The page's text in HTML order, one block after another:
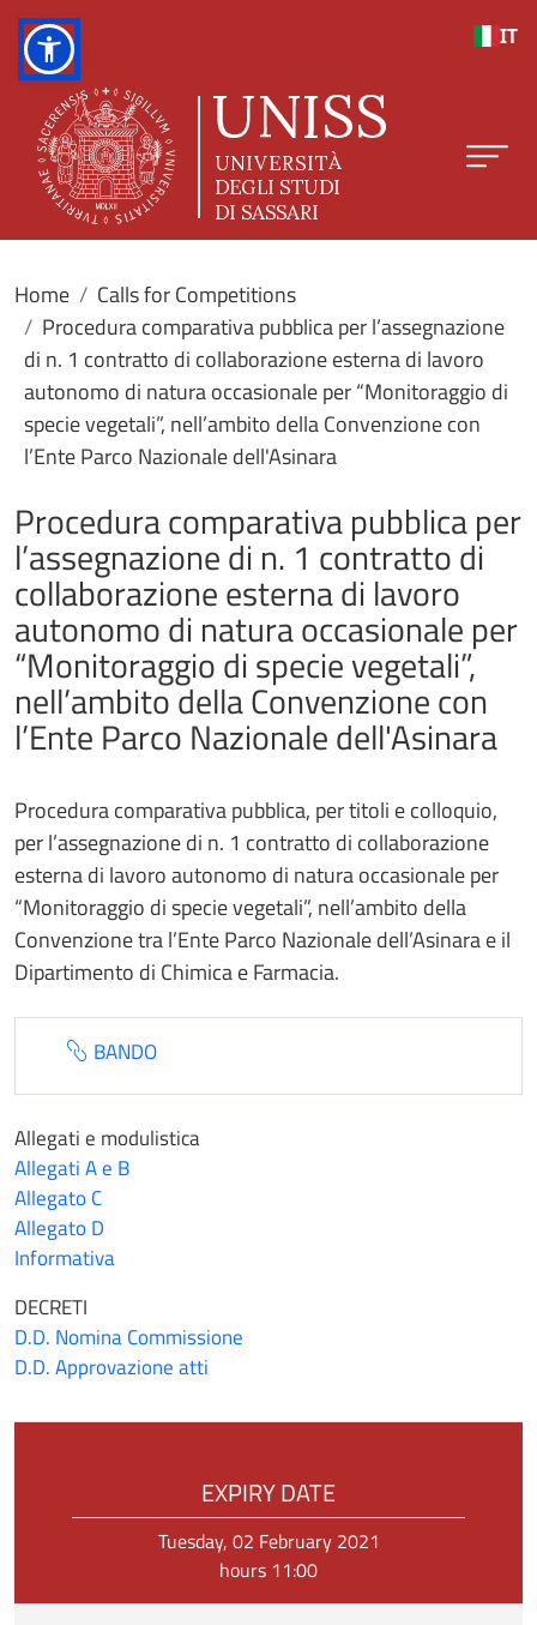
IT
Home
Calls for Competitions
Procedura comparativa pubblica per l’assegnazione
di n. 1 contratto di collaborazione esterna di lavoro
autonomo di natura occasionale per “Monitoraggio di
specie vegetali”, nell’ambito della Convenzione con
l’Ente Parco Nazionale dell'Asinara
Procedura comparativa pubblica per
l’assegnazione di n. 1 contratto di
collaborazione esterna di lavoro
autonomo di natura occasionale per
“Monitoraggio di specie vegetali”,
nell’ambito della Convenzione con
l’Ente Parco Nazionale dell'Asinara
Procedura comparativa pubblica, per titoli e colloquio,
per l’assegnazione di n. 1 contratto di collaborazione
esterna di lavoro autonomo di natura occasionale per
“Monitoraggio di specie vegetali”, nell’ambito della
Convenzione tra l’Ente Parco Nazionale dell’Asinara e il
Dipartimento di Chimica e Farmacia.
BANDO
Allegati e modulistica
Allegati A e B
Allegato C
Allegato D
Informativa
DECRETI
D.D. Nomina Commissione
D.D. Approvazione atti
EXPIRY DATE
Tuesday, 02 February 2021
hours 11:00